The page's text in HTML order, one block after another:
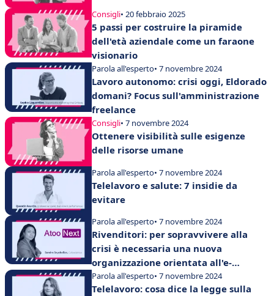
Consigli• 20 febbraio 2025
5 passi per costruire la piramide
dell'età aziendale come un faraone
visionario
Parola all'esperto• 7 novembre 2024
Lavoro autonomo: crisi oggi, Eldorado
domani? Focus sull'amministrazione
freelance
Consigli• 7 novembre 2024
Ottenere visibilità sulle esigenze
delle risorse umane
Parola all'esperto• 7 novembre 2024
Telelavoro e salute: 7 insidie da
evitare
Parola all'esperto• 7 novembre 2024
Rivenditori: per sopravvivere alla
crisi è necessaria una nuova
organizzazione orientata all'e-
commerce
Parola all'esperto• 7 novembre 2024
Telelavoro: cosa dice la legge sulla